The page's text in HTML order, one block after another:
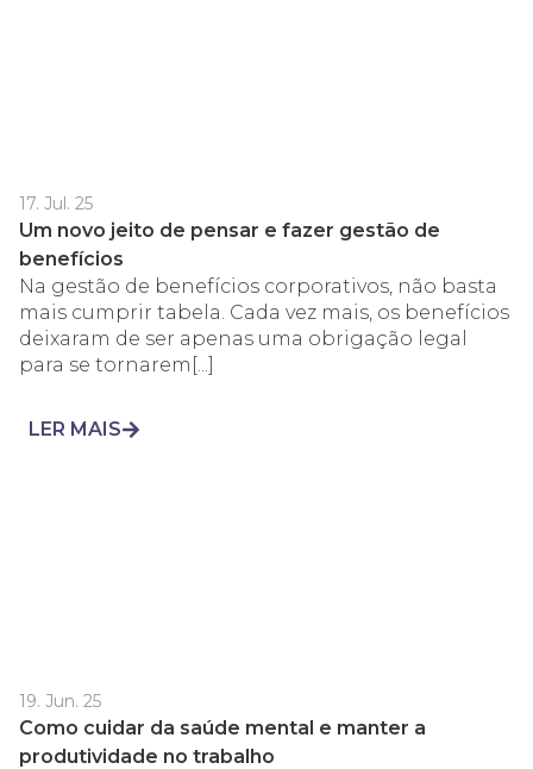
17. Jul. 25
Um novo jeito de pensar e fazer gestão de
benefícios
Na gestão de benefícios corporativos, não basta
mais cumprir tabela. Cada vez mais, os benefícios
deixaram de ser apenas uma obrigação legal
para se tornarem[...]
LER MAIS
19. Jun. 25
Como cuidar da saúde mental e manter a
produtividade no trabalho